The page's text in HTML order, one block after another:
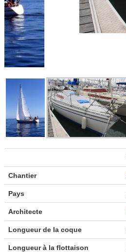
Chantier
Pays
Architecte
Longueur de la coque
Longueur à la flottaison